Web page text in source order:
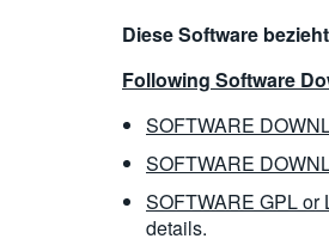
Diese Software
Following Software
SOFTWARE
SOFTWARE
SOFTWARE GPL or
details.